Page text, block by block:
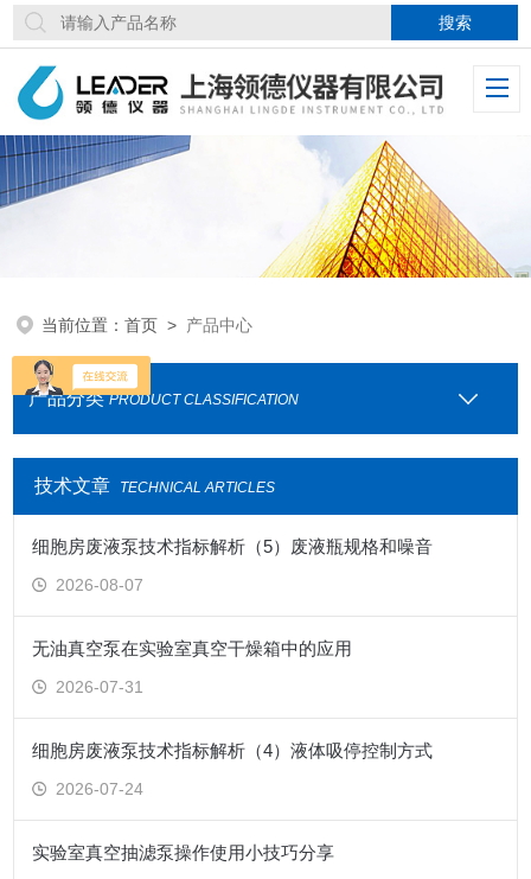
当前位置：首页 > 产品中心
产品分类 PRODUCT CLASSIFICATION
技术文章 TECHNICAL ARTICLES
细胞房废液泵技术指标解析（5）废液瓶规格和噪音
2026-08-07
无油真空泵在实验室真空干燥箱中的应用
2026-07-31
细胞房废液泵技术指标解析（4）液体吸停控制方式
2026-07-24
实验室真空抽滤泵操作使用小技巧分享